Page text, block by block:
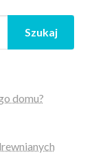
Szukaj
domu?